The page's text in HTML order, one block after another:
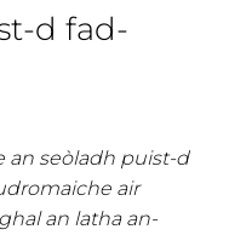
d fad-
an seòladh puist-d
air
an latha an-